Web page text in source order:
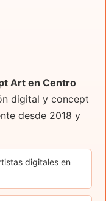
Art en Centro
digital y concept
desde 2018 y
digitales en